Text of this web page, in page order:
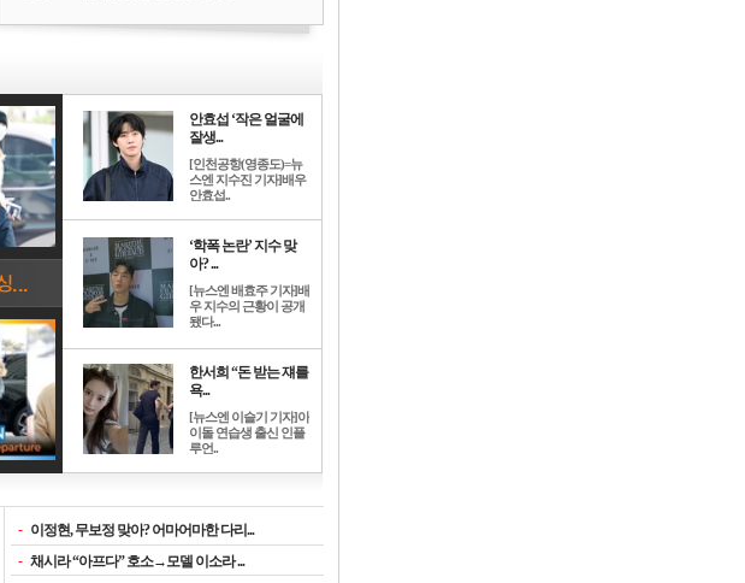
안효섭 ‘작은 얼굴에
잘생...
[인천공항(영종도)=뉴
스엔 지수진 기자]배우
안효섭..
‘학폭 논란’ 지수 맞
아? ...
[뉴스엔 배효주 기자]배
우 지수의 근황이 공개
됐다...
한서희 “돈 받는 쟤를
욕...
[뉴스엔 이슬기 기자]아
이돌 연습생 출신 인플
루언..
- 이정현, 무보정 맞아? 어마어마한 다리...
- 채시라 “아프다” 호소→모델 이소라 ...